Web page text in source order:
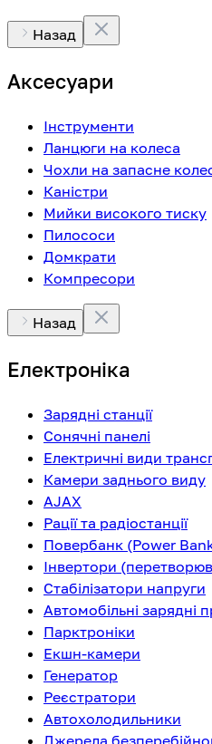
Назад
Аксесуари
Інструменти
Ланцюги на колеса
Чохли на запасне
Каністри
Мийки високого тиску
Пилососи
Домкрати
Компресори
Назад
Електроніка
Зарядні станції
Сонячні панелі
Електричні види
Камери заднього виду
AJAX
Рації та радіостанції
Повербанк (Power
Інвертори
Стабілізатори напруги
Автомобільні зарядні
Парктроніки
Екшн-камери
Генератор
Реєстратори
Автохолодильники
Джерела